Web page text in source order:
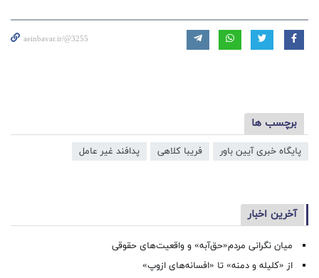
aeinbavar.ir/@3255
برچسب ها
پایگاه خبری آیین باور فریبا کلاهی پدافند غیر عامل
آخرین اخبار
میان نگرانی مردم«حق‌آبه» و واقعیت‌های حقوقی
از «کلیله و دمنه» تا «افسانه‌های ازوپ»